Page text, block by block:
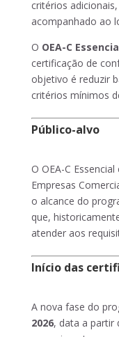
critérios
acompanhado ao
O OEA-C
certificação de
objetivo é reduzir
critérios mínimos
Público-alvo
O OEA-C
Empresas
o alcance do
que,
atender aos
Início das
A nova fase do
2026, data a partir